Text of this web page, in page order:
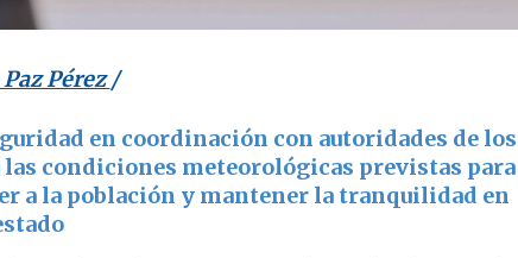
Paz Pérez/
en coordinación con autoridades de los
condiciones meteorológicas previstas para
a la población y mantener la tranquilidad en